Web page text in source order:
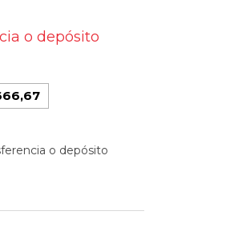
o depósito
o depósito